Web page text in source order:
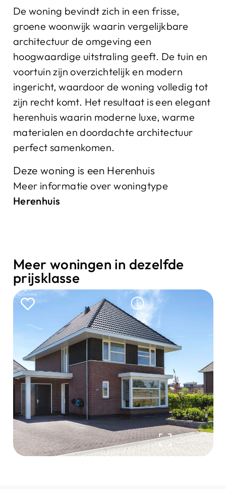
De woning bevindt zich in een frisse,
groene woonwijk waarin vergelijkbare
architectuur de omgeving een
hoogwaardige uitstraling geeft. De tuin en
voortuin zijn overzichtelijk en modern
ingericht, waardoor de woning volledig tot
zijn recht komt. Het resultaat is een elegant
herenhuis waarin moderne luxe, warme
materialen en doordachte architectuur
perfect samenkomen.
Deze woning is een Herenhuis
Meer informatie over woningtype
Herenhuis
Meer woningen in dezelfde
prijsklasse